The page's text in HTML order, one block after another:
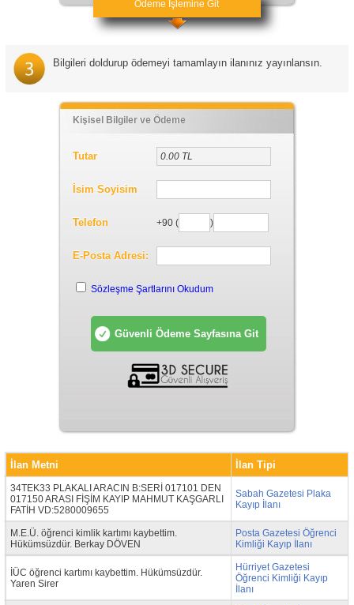
Ödeme İşlemine Git
Bilgileri doldurup ödemeyi tamamlayın ilanınız yayınlansın.
Kişisel Bilgiler ve Ödeme
Tutar
İsim Soyisim
Telefon +90 ( )
E-Posta Adresi:
Sözleşme Şartlarını Okudum
İlan Metni İlan Tipi
34TEK33 PLAKALI ARACIN B:SERİ 017101 DEN
017150 ARASI FİŞİM KAYIP MAHMUT KAŞGARLI
FATİH VD:5280009655
Sabah Gazetesi Plaka
Kayıp İlanı
M.E.Ü. öğrenci kimlik kartımı kaybettim.
Hükümsüzdür. Berkay DÖVEN
Posta Gazetesi Öğrenci
Kimliği Kayıp İlanı
İÜC öğrenci kartımı kaybettim. Hükümsüzdür.
Yaren Sirer
Hürriyet Gazetesi
Öğrenci Kimliği Kayıp
İlanı